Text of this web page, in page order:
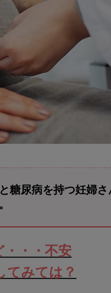
糖尿病を持つ妊婦
・・不安
てみては？